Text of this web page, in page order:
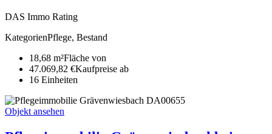
DAS Immo Rating
KategorienPflege, Bestand
18,68 m²Fläche von
47.069,82 €Kaufpreise ab
16 Ein­heiten
DA00655
Objekt ansehen